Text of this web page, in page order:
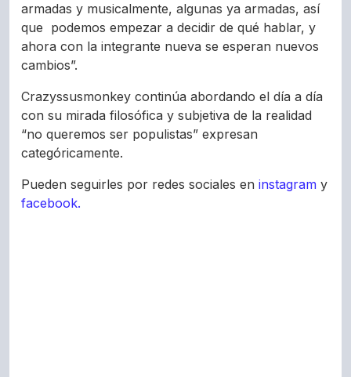
armadas y musicalmente, algunas ya armadas, así
que podemos empezar a decidir de qué hablar, y
ahora con la integrante nueva se esperan nuevos
cambios”.
Crazyssusmonkey continúa abordando el día a día
con su mirada filosófica y subjetiva de la realidad
“no queremos ser populistas” expresan
categóricamente.
Pueden seguirles por redes sociales en instagram y
facebook.